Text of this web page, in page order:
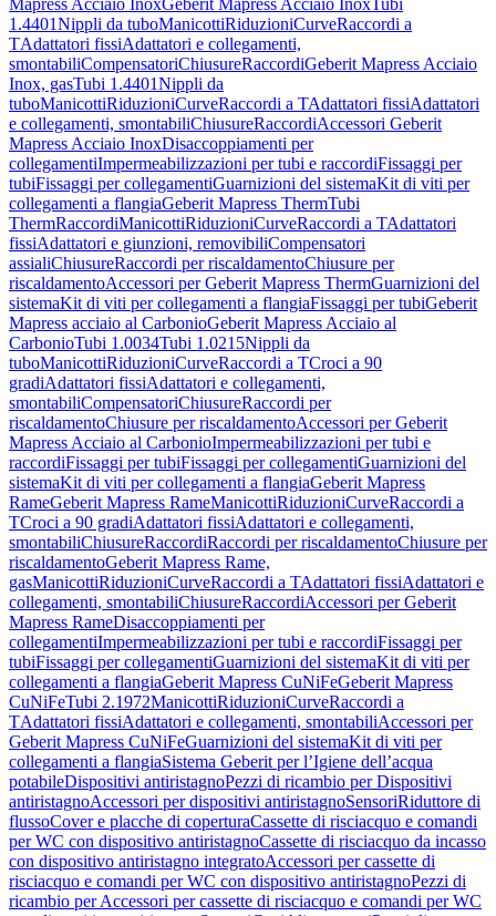
Mapress Acciaio InoxGeberit Mapress Acciaio InoxTubi
1.4401Nippli da tuboManicottiRiduzioniCurveRaccordi a
TAdattatori fissiAdattatori e collegamenti,
smontabiliCompensatoriChiusureRaccordiGeberit Mapress Acciaio
Inox, gasTubi 1.4401Nippli da
tuboManicottiRiduzioniCurveRaccordi a TAdattatori fissiAdattatori
e collegamenti, smontabiliChiusureRaccordiAccessori Geberit
Mapress Acciaio InoxDisaccoppiamenti per
collegamentiImpermeabilizzazioni per tubi e raccordiFissaggi per
tubiFissaggi per collegamentiGuarnizioni del sistemaKit di viti per
collegamenti a flangiaGeberit Mapress ThermTubi
ThermRaccordiManicottiRiduzioniCurveRaccordi a TAdattatori
fissiAdattatori e giunzioni, removibiliCompensatori
assialiChiusureRaccordi per riscaldamentoChiusure per
riscaldamentoAccessori per Geberit Mapress ThermGuarnizioni del
sistemaKit di viti per collegamenti a flangiaFissaggi per tubiGeberit
Mapress acciaio al CarbonioGeberit Mapress Acciaio al
CarbonioTubi 1.0034Tubi 1.0215Nippli da
tuboManicottiRiduzioniCurveRaccordi a TCroci a 90
gradiAdattatori fissiAdattatori e collegamenti,
smontabiliCompensatoriChiusureRaccordi per
riscaldamentoChiusure per riscaldamentoAccessori per Geberit
Mapress Acciaio al CarbonioImpermeabilizzazioni per tubi e
raccordiFissaggi per tubiFissaggi per collegamentiGuarnizioni del
sistemaKit di viti per collegamenti a flangiaGeberit Mapress
RameGeberit Mapress RameManicottiRiduzioniCurveRaccordi a
TCroci a 90 gradiAdattatori fissiAdattatori e collegamenti,
smontabiliChiusureRaccordiRaccordi per riscaldamentoChiusure per
riscaldamentoGeberit Mapress Rame,
gasManicottiRiduzioniCurveRaccordi a TAdattatori fissiAdattatori e
collegamenti, smontabiliChiusureRaccordiAccessori per Geberit
Mapress RameDisaccoppiamenti per
collegamentiImpermeabilizzazioni per tubi e raccordiFissaggi per
tubiFissaggi per collegamentiGuarnizioni del sistemaKit di viti per
collegamenti a flangiaGeberit Mapress CuNiFeGeberit Mapress
CuNiFeTubi 2.1972ManicottiRiduzioniCurveRaccordi a
TAdattatori fissiAdattatori e collegamenti, smontabiliAccessori per
Geberit Mapress CuNiFeGuarnizioni del sistemaKit di viti per
collegamenti a flangiaSistema Geberit per l’Igiene dell’acqua
potabileDispositivi antiristagnoPezzi di ricambio per Dispositivi
antiristagnoAccessori per dispositivi antiristagnoSensoriRiduttore di
flussoCover e placche di coperturaCassette di risciacquo e comandi
per WC con dispositivo antiristagnoCassette di risciacquo da incasso
con dispositivo antiristagno integratoAccessori per cassette di
risciacquo e comandi per WC con dispositivo antiristagnoPezzi di
ricambio per Accessori per cassette di risciacquo e comandi per WC